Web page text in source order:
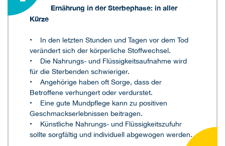
Ernährung in der Sterbephase: in aller
Kürze
• In den letzten Stunden und Tagen vor dem Tod
verändert sich der körperliche Stoffwechsel.
• Die Nahrungs- und Flüssigkeitsaufnahme wird
für die Sterbenden schwieriger.
• Angehörige haben oft Sorge, dass der
Betroffene verhungert oder verdurstet.
• Eine gute Mundpflege kann zu positiven
Geschmackserlebnissen beitragen.
• Künstliche Nahrungs- und Flüssigkeitszufuhr
sollte sorgfältig und individuell abgewogen werden.